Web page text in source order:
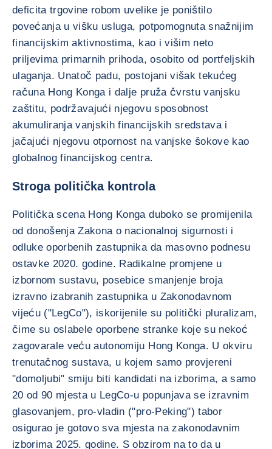
deficita trgovine robom uvelike je poništilo
povećanja u višku usluga, potpomognuta snažnijim
financijskim aktivnostima, kao i višim neto
priljevima primarnih prihoda, osobito od portfeljskih
ulaganja. Unatoč padu, postojani višak tekućeg
računa Hong Konga i dalje pruža čvrstu vanjsku
zaštitu, podržavajući njegovu sposobnost
akumuliranja vanjskih financijskih sredstava i
jačajući njegovu otpornost na vanjske šokove kao
globalnog financijskog centra.
Stroga politička kontrola
Politička scena Hong Konga duboko se promijenila
od donošenja Zakona o nacionalnoj sigurnosti i
odluke oporbenih zastupnika da masovno podnesu
ostavke 2020. godine. Radikalne promjene u
izbornom sustavu, posebice smanjenje broja
izravno izabranih zastupnika u Zakonodavnom
vijeću ("LegCo"), iskorijenile su politički pluralizam,
čime su oslabele oporbene stranke koje su nekoć
zagovarale veću autonomiju Hong Konga. U okviru
trenutačnog sustava, u kojem samo provjereni
"domoljubi" smiju biti kandidati na izborima, a samo
20 od 90 mjesta u LegCo-u popunjava se izravnim
glasovanjem, pro-vladin ("pro-Peking") tabor
osigurao je gotovo sva mjesta na zakonodavnim
izborima 2025. godine. S obzirom na to da u